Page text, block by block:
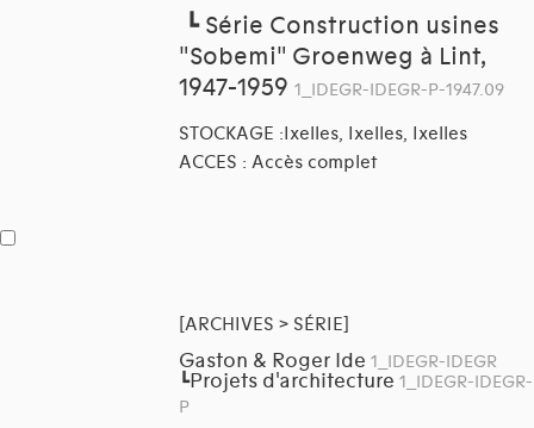
┗ Série Construction usines
"Sobemi" Groenweg à Lint,
1947-1959 1_IDEGR-IDEGR-P-1947.09
STOCKAGE :Ixelles, Ixelles, Ixelles
ACCES : Accès complet
[ARCHIVES > SÉRIE]
Gaston & Roger Ide 1_IDEGR-IDEGR
┗Projets d'architecture 1_IDEGR-IDEGR-
P